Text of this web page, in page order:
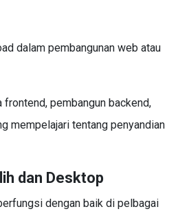
dalam pembangunan web atau
frontend, pembangun backend,
mempelajari tentang penyandian
dan Desktop
dengan baik di pelbagai